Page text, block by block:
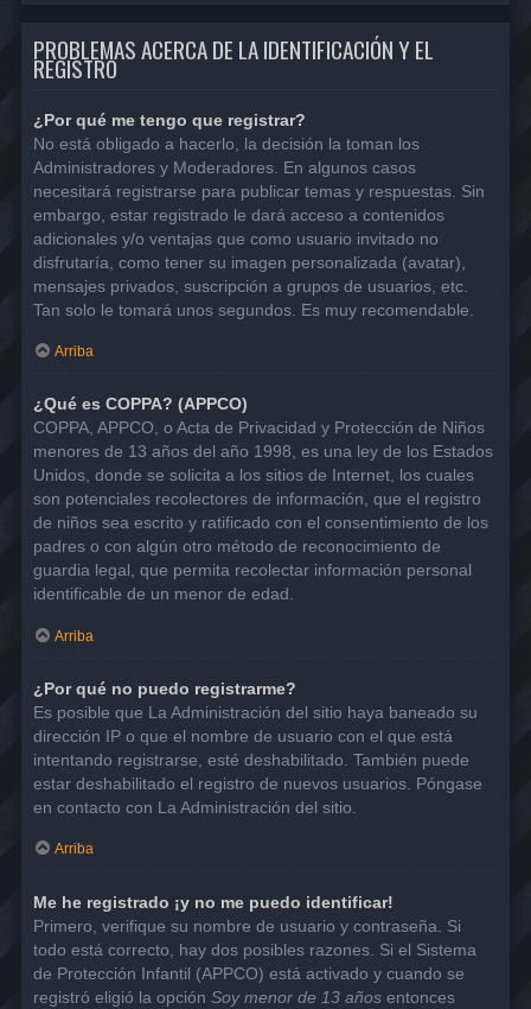
PROBLEMAS ACERCA DE LA IDENTIFICACIÓN Y EL
REGISTRO
¿Por qué me tengo que registrar?
No está obligado a hacerlo, la decisión la toman los
Administradores y Moderadores. En algunos casos
necesitará registrarse para publicar temas y respuestas. Sin
embargo, estar registrado le dará acceso a contenidos
adicionales y/o ventajas que como usuario invitado no
disfrutaría, como tener su imagen personalizada (avatar),
mensajes privados, suscripción a grupos de usuarios, etc.
Tan solo le tomará unos segundos. Es muy recomendable.
Arriba
¿Qué es COPPA? (APPCO)
COPPA, APPCO, o Acta de Privacidad y Protección de Niños
menores de 13 años del año 1998, es una ley de los Estados
Unidos, donde se solicita a los sitios de Internet, los cuales
son potenciales recolectores de información, que el registro
de niños sea escrito y ratificado con el consentimiento de los
padres o con algún otro método de reconocimiento de
guardia legal, que permita recolectar información personal
identificable de un menor de edad.
Arriba
¿Por qué no puedo registrarme?
Es posible que La Administración del sitio haya baneado su
dirección IP o que el nombre de usuario con el que está
intentando registrarse, esté deshabilitado. También puede
estar deshabilitado el registro de nuevos usuarios. Póngase
en contacto con La Administración del sitio.
Arriba
Me he registrado ¡y no me puedo identificar!
Primero, verifique su nombre de usuario y contraseña. Si
todo está correcto, hay dos posibles razones. Si el Sistema
de Protección Infantil (APPCO) está activado y cuando se
registró eligió la opción Soy menor de 13 años entonces